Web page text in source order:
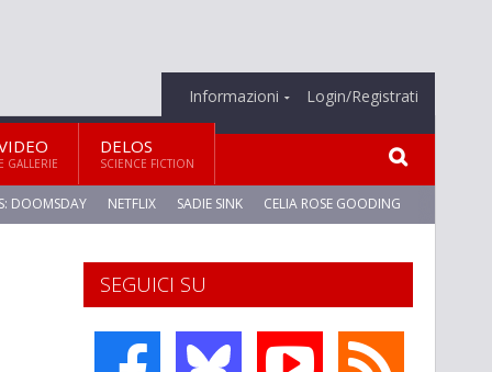
Informazioni Login/Registrati
GALLERIE
DELOS
SCIENCE FICTION
DOOMSDAY NETFLIX SADIE SINK CELIA ROSE GOODING
SEGUICI SU